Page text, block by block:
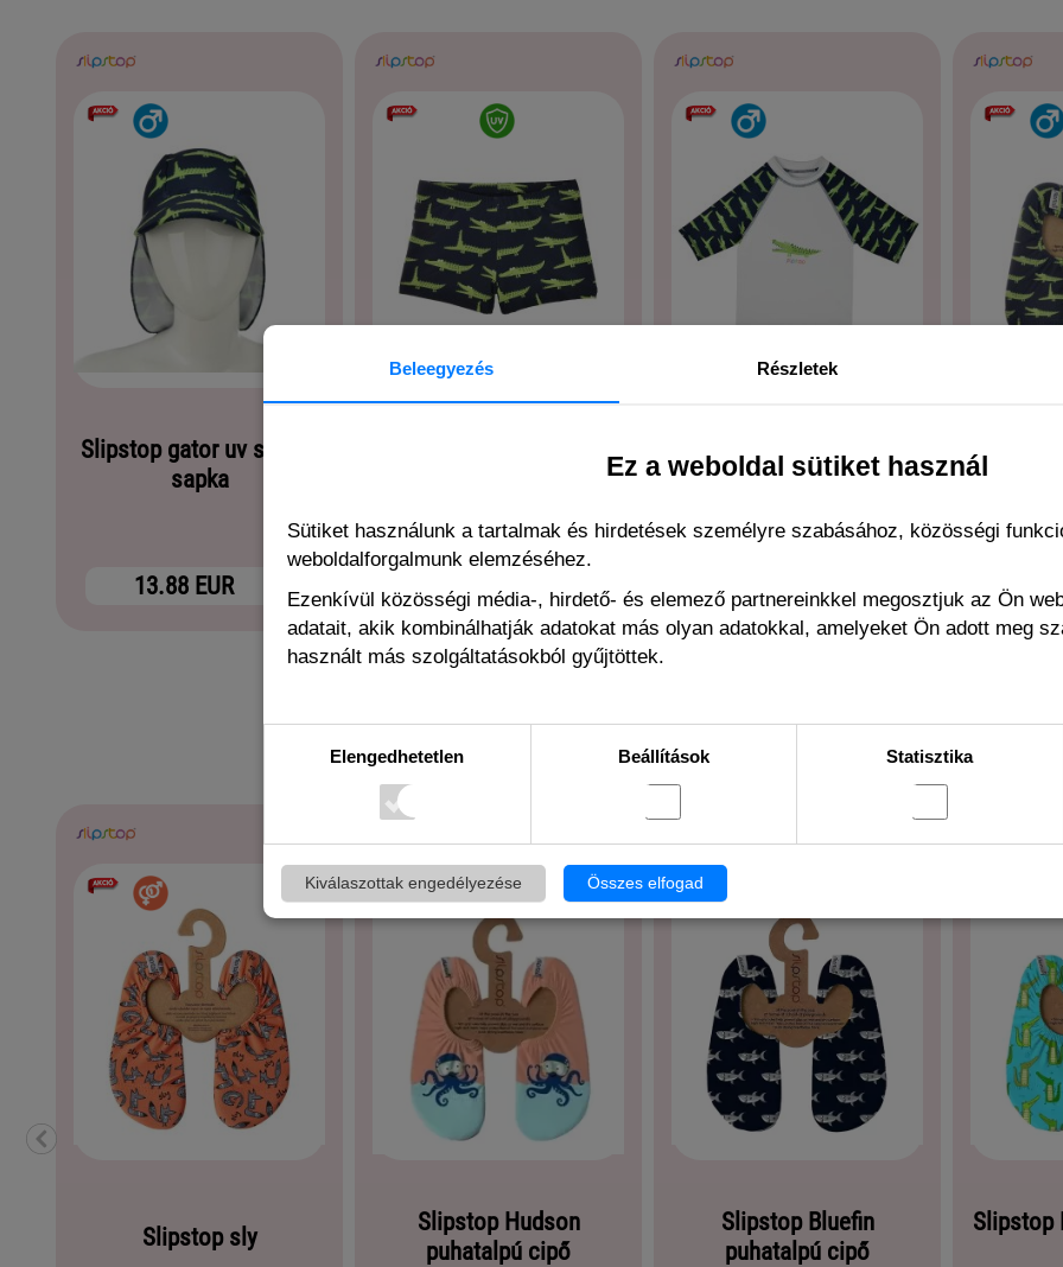
Beleegyezés Részletek
Ez a weboldal sütiket használ
Sütiket használunk a tartalmak és hirdetések személyre szabásához, közösségi
weboldalforgalmunk elemzéséhez.
Ezenkívül közösségi média-, hirdető- és elemező partnereinkkel megosztjuk az Ön
adatait, akik kombinálhatják adatokat más olyan adatokkal, amelyeket Ön adott meg
használt más szolgáltatásokból gyűjtöttek.
Elengedhetetlen Beállítások Statisztika
Kiválaszottak engedélyezése Összes elfogad
Slipstop gator uv szűrős
sapka
13.88 EUR 13.88 EUR
Slipstop gator uv póló
13.88 EUR
Slipstop
BUYERS OF THIS PRODUCT ALSO BOUGHT THE
Slipstop sly
Slipstop Hudson
puhatalpú cipő
Slipstop Bluefin
puhatalpú cipő
Slipstop